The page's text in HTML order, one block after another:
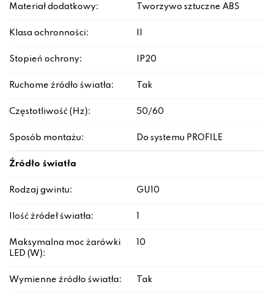
Materiał dodatkowy: Tworzywo sztuczne ABS
Klasa ochronności:
Stopień ochrony: IP20
Ruchome źródło światła: Tak
Częstotliwość (Hz): 50/60
Sposób montażu: Do systemu PROFILE
Źródło światła
Rodzaj gwintu: GU10
Ilość źródeł światła:
Maksymalna moc żarówki
LED (W):
10
Wymienne źródło światła: Tak